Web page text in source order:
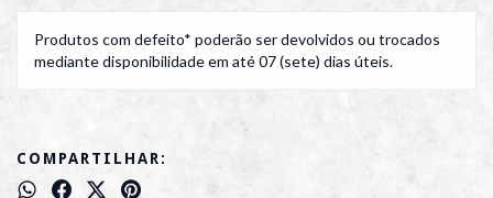
Produtos com defeito* poderão ser devolvidos ou trocados
mediante disponibilidade em até 07 (sete) dias úteis.
COMPARTILHAR: